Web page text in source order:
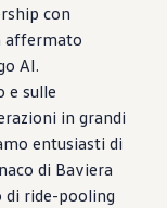
con
affermato
AI.
e sulle
in grandi
entusiasti di
di Baviera
di ride-pooling